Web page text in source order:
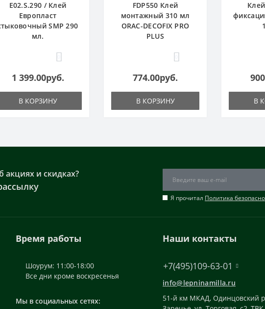
E02.S.290 / Клей
Европласт
SMP 290
мл.
1 399.00руб.
В КОРЗИНУ
FDP550 Клей
монтажный 310 мл
ORAC-DECOFIX PRO
PLUS
774.00руб.
В КОРЗИНУ В
акциях и скидках?
Я прочитал Политика
Время работы
Шоурум: 11:00-18:00
Все дни кроме воскресенья
Мы в социальных сетях:
Наши контакты
+7(495)109-63-01
info@lepninamilla.ru
51-й км МКАД, Одинцовский